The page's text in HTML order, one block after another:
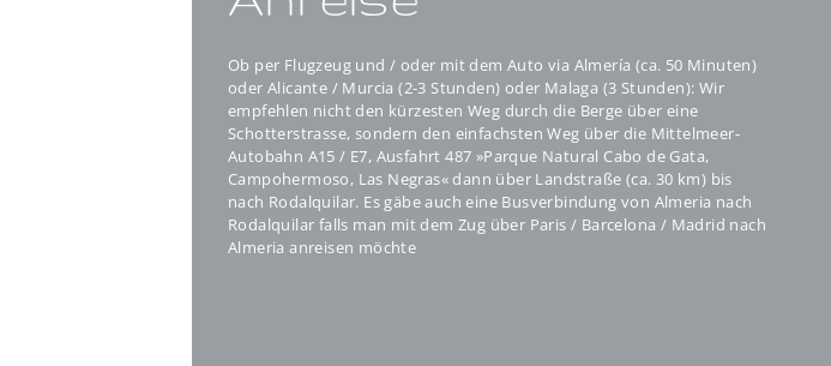
Ob per Flugzeug und / oder mit dem Auto via Almería (ca. 50 Minuten)
oder Alicante / Murcia (2-3 Stunden) oder Malaga (3 Stunden): Wir
empfehlen nicht den kürzesten Weg durch die Berge über eine
Schotterstrasse, sondern den einfachsten Weg über die Mittelmeer-
Autobahn A15 / E7, Ausfahrt 487 »Parque Natural Cabo de Gata,
Campohermoso, Las Negras« dann über Landstraße (ca. 30 km) bis
nach Rodalquilar. Es gäbe auch eine Busverbindung von Almeria nach
Rodalquilar falls man mit dem Zug über Paris / Barcelona / Madrid nach
Almeria anreisen möchte